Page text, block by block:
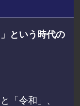
という時代の
「令和」、